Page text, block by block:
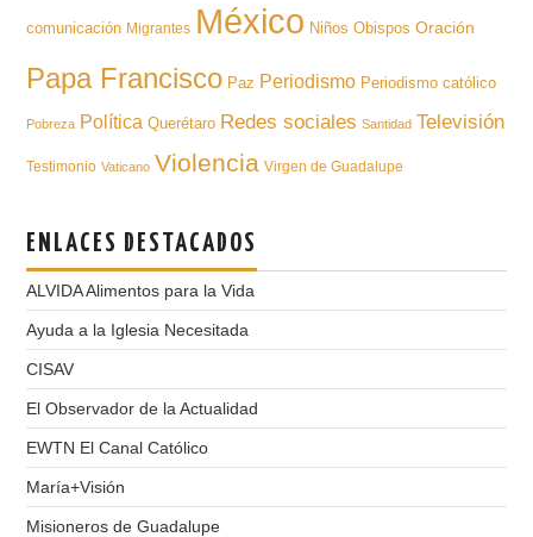
comunicación Migrantes México Niños Obispos Oración
Papa Francisco Paz Periodismo Periodismo católico
Pobreza Política Querétaro Redes sociales Santidad Televisión
Testimonio Vaticano Violencia Virgen de Guadalupe
ENLACES DESTACADOS
ALVIDA Alimentos para la Vida
Ayuda a la Iglesia Necesitada
CISAV
El Observador de la Actualidad
EWTN El Canal Católico
María+Visión
Misioneros de Guadalupe